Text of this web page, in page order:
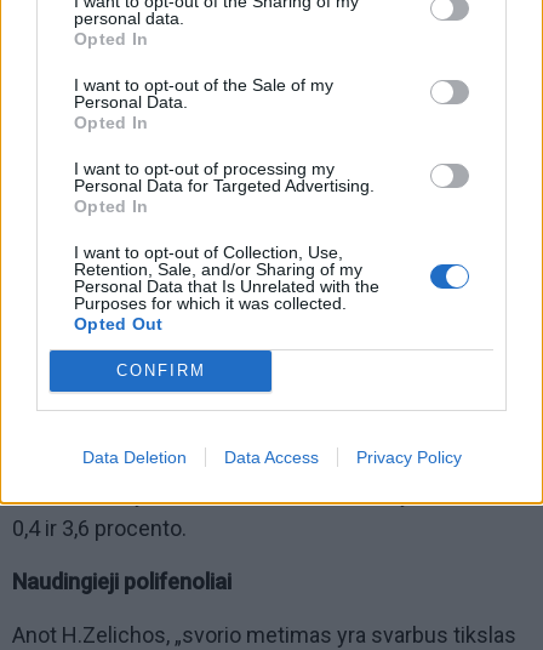
personal data.
Opted In
I want to opt-out of the Sale of my
Personal Data.
Opted In
I want to opt-out of processing my
Personal Data for Targeted Advertising.
Opted In
I want to opt-out of Collection, Use,
Retention, Sale, and/or Sharing of my
Personal Data that Is Unrelated with the
Purposes for which it was collected.
Opted Out
CONFIRM
Data Deletion Data Access Privacy Policy
Tie, kurie laikėsi standartinės Viduržemio jūros dietos,
neteko atitinkamai 2,7 ir 4,7 procento.
0,4 ir 3,6 procento.
Naudingieji polifenoliai
Anot H.Zelichos, „svorio metimas yra svarbus tikslas